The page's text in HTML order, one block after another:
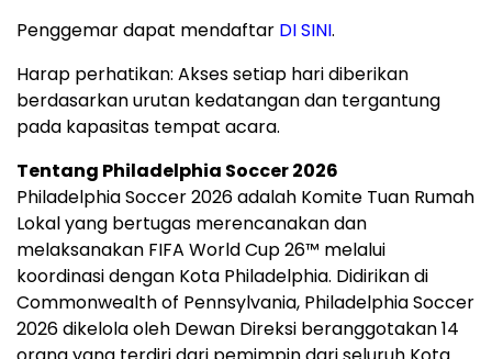
Penggemar dapat mendaftar DI SINI.
Harap perhatikan: Akses setiap hari diberikan
berdasarkan urutan kedatangan dan tergantung
pada kapasitas tempat acara.
Tentang Philadelphia Soccer 2026
Philadelphia Soccer 2026 adalah Komite Tuan Rumah
Lokal yang bertugas merencanakan dan
melaksanakan FIFA World Cup 26™ melalui
koordinasi dengan Kota Philadelphia. Didirikan di
Commonwealth of Pennsylvania, Philadelphia Soccer
2026 dikelola oleh Dewan Direksi beranggotakan 14